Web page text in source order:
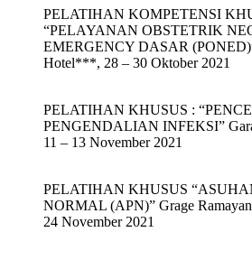
PELATIHAN KOMPETENSI
“PELAYANAN OBSTETRIK
EMERGENCY DASAR
Hotel***, 28 – 30 Oktober 2021
PELATIHAN KHUSUS :
PENGENDALIAN INFEKSI”
11 – 13 November 2021
PELATIHAN KHUSUS
NORMAL (APN)” Grage
24 November 2021